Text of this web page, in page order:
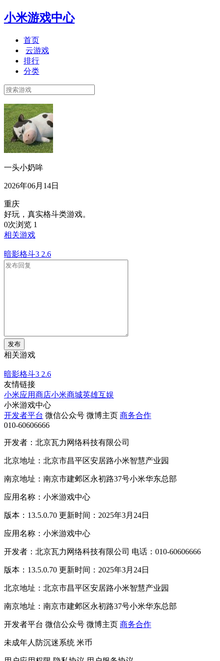
小米游戏中心
首页
云游戏
排行
分类
一头小奶哞
2026年06月14日
重庆
好玩，真实格斗类游戏。
0次浏览 1
相关游戏
暗影格斗3 2.6
发布
相关游戏
暗影格斗3 2.6
友情链接
小米应用商店小米商城英雄互娱
小米游戏中心
开发者平台 微信公众号 微博主页 商务合作
010-60606666
开发者：北京瓦力网络科技有限公司
北京地址：北京市昌平区安居路小米智慧产业园
南京地址：南京市建邺区永初路37号小米华东总部
应用名称：小米游戏中心
版本：13.5.0.70 更新时间：2025年3月24日
应用名称：小米游戏中心
开发者：北京瓦力网络科技有限公司 电话：010-60606666
版本：13.5.0.70 更新时间：2025年3月24日
北京地址：北京市昌平区安居路小米智慧产业园
南京地址：南京市建邺区永初路37号小米华东总部
开发者平台 微信公众号 微博主页 商务合作
未成年人防沉迷系统 米币